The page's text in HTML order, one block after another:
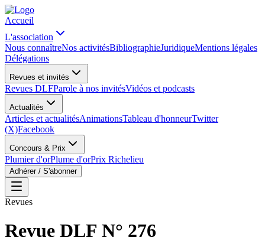
Accueil
L'association
Nous connaîtreNos activitésBibliographieJuridiqueMentions légales
Délégations
Revues et invités
Revues DLFParole à nos invitésVidéos et podcasts
Actualités
Articles et actualitésAnimationsTableau d'honneurTwitter
(X)Facebook
Concours & Prix
Plumier d'orPlume d'orPrix Richelieu
Adhérer / S'abonner
Revues
Revue DLF N° 276